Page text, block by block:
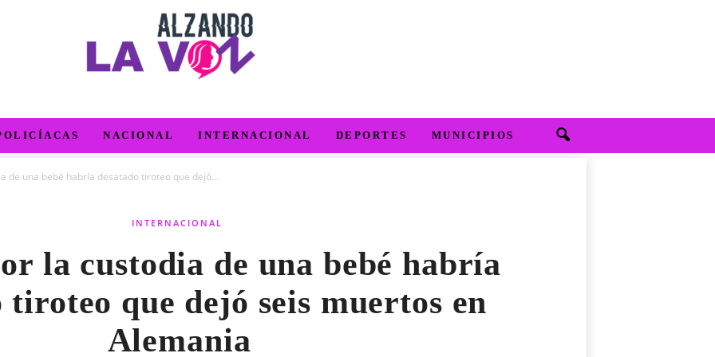
NACIONAL INTERNACIONAL DEPORTES MUNICIPIOS
de una bebé habría desatado tiroteo que dejó...
INTERNACIONAL
la custodia de una bebé habría
tiroteo que dejó seis muertos en
Alemania